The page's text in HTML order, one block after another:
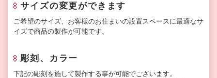
サイズの変更ができます
ご希望のサイズ、お客様のお住まいの設置スペースに最適なサ
イズで商品の製作が可能です。
彫刻、カラー
下記の彫刻を施して製作する事が可能でございます。